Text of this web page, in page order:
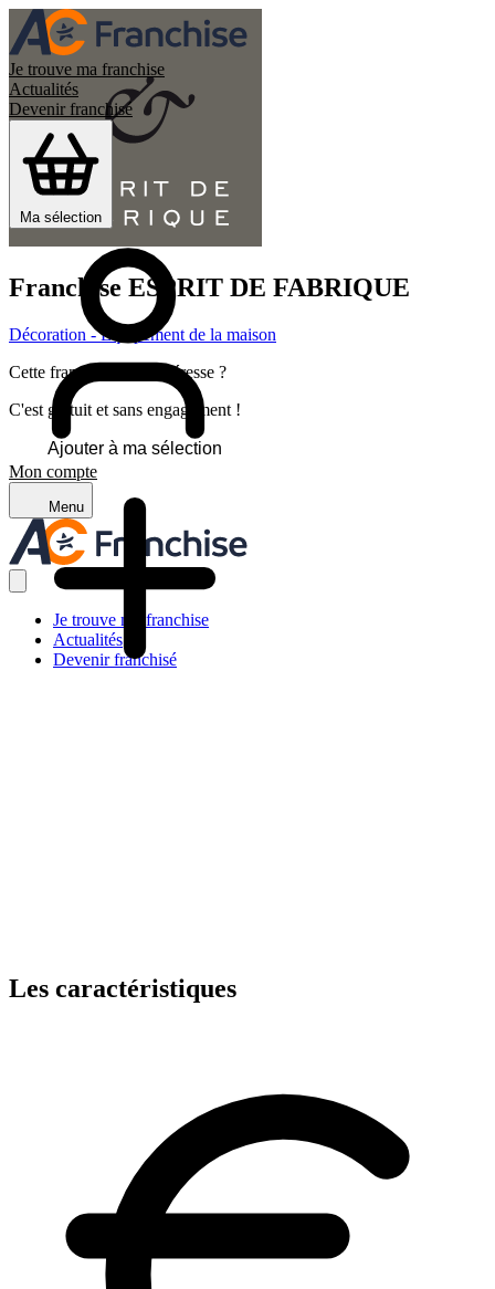
Je trouve ma franchise
Actualités
Devenir franchisé
Ma sélection
Mon compte
Menu
Je trouve ma franchise
Actualités
Devenir franchisé
Franchise ESPRIT DE FABRIQUE
Décoration - Équipement de la maison
Cette franchise vous intéresse ?
C'est gratuit et sans engagement !
Ajouter à ma sélection
Les caractéristiques